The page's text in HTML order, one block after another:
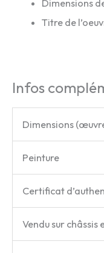
Dimensions
Titre de
Infos
Dimensions
Peinture
Certificat
Vendu sur châssis